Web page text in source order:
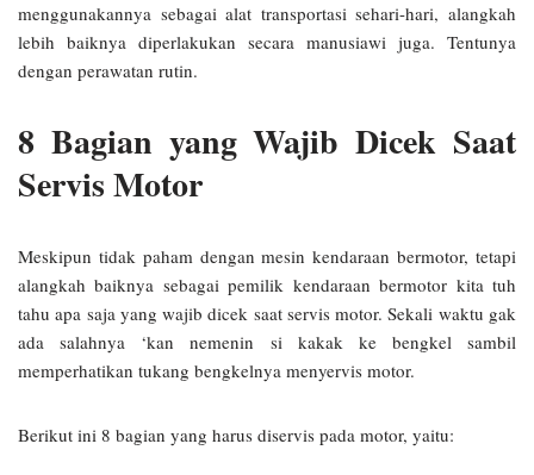
menggunakannya sebagai alat transportasi sehari-hari, alangkah
lebih baiknya diperlakukan secara manusiawi juga. Tentunya
dengan perawatan rutin.
8 Bagian yang Wajib Dicek Saat
Servis Motor
Meskipun tidak paham dengan mesin kendaraan bermotor, tetapi
alangkah baiknya sebagai pemilik kendaraan bermotor kita tuh
tahu apa saja yang wajib dicek saat servis motor. Sekali waktu gak
ada salahnya ‘kan nemenin si kakak ke bengkel sambil
memperhatikan tukang bengkelnya menyervis motor.
Berikut ini 8 bagian yang harus diservis pada motor, yaitu: